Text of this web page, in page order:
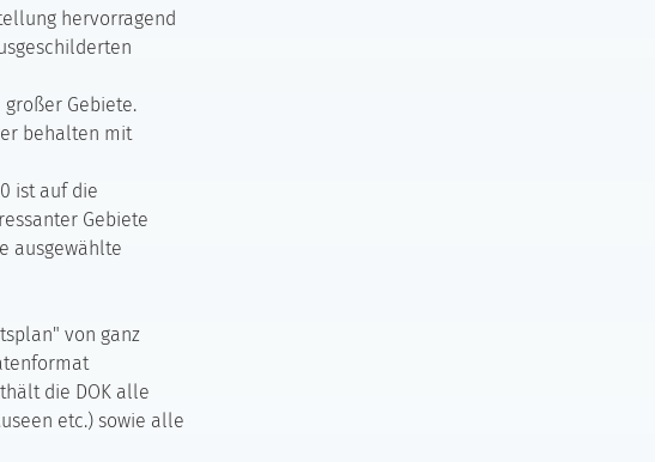
hervorragend
Gebiete.
behalten mit
ist auf die
Gebiete
ausgewählte
von ganz
die DOK alle
etc.) sowie alle